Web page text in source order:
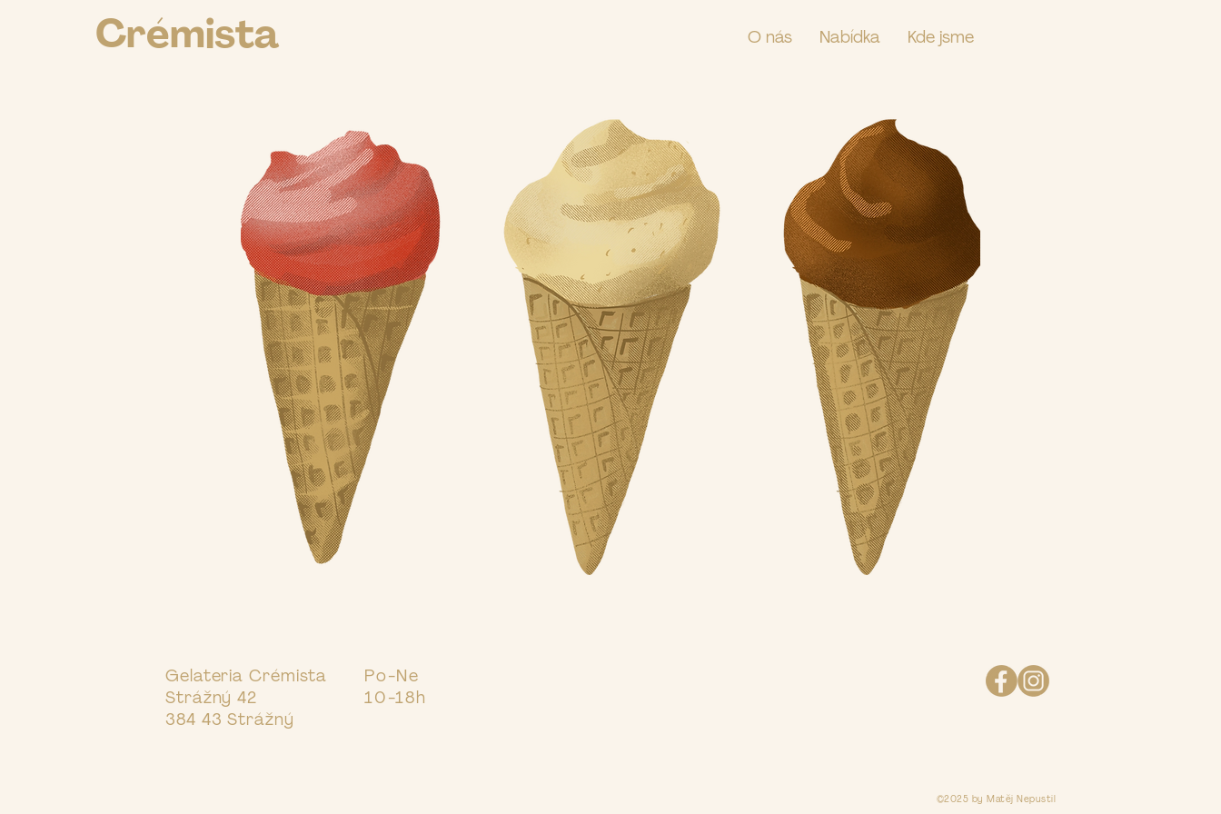
Crémista O nás Nabídka Kde jsme
Gelateria Crémista
Strážný 42
384 43 Strážný
Po-Ne
10-18h
©2025 by Matěj Nepustil